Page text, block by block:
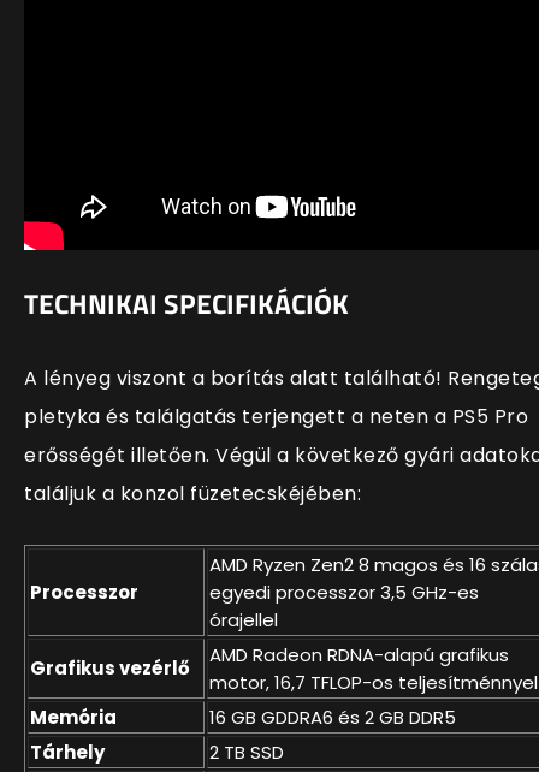
TECHNIKAI SPECIFIKÁCIÓK
A lényeg viszont a borítás alatt található!
pletyka és találgatás terjengett a neten a PS5 Pro
erősségét illetően. Végül a következő gyári
találjuk a konzol füzetecskéjében:
Processzor
AMD Ryzen Zen2 8 magos és 16
egyedi processzor 3,5 GHz-es
órajellel
Grafikus vezérlő
AMD Radeon RDNA-alapú grafikus
motor, 16,7 TFLOP-os teljesítménnyel
Memória
16 GB GDDRA6 és 2 GB DDR5
Tárhely
2 TB SSD